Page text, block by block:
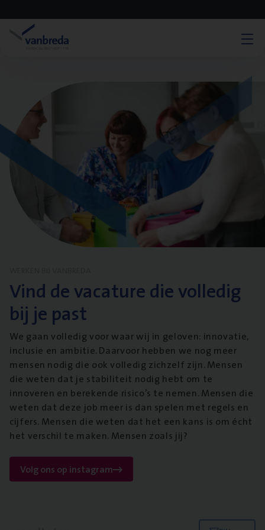
Vind de vacature die volledig
bij je past
We gaan volledig voor waar wij in geloven: innovatie,
inclusie en ambitie. Daarvoor hebben we nog meer
mensen nodig die ook volledig zichzelf zijn. Mensen
die weten dat je stabiliteit nodig hebt om te
innoveren en berekende risico’s te nemen. Mensen die
weten dat deze job meer is dan spelen met regels en
cijfers. Mensen die weten dat het een kans is om écht
het verschil te maken. Mensen zoals jij?
Volg ons op instagram